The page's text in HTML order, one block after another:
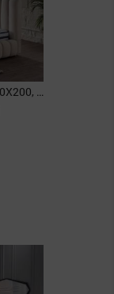
PAT CU SOMIERA RABATABILA 160X200, COZY